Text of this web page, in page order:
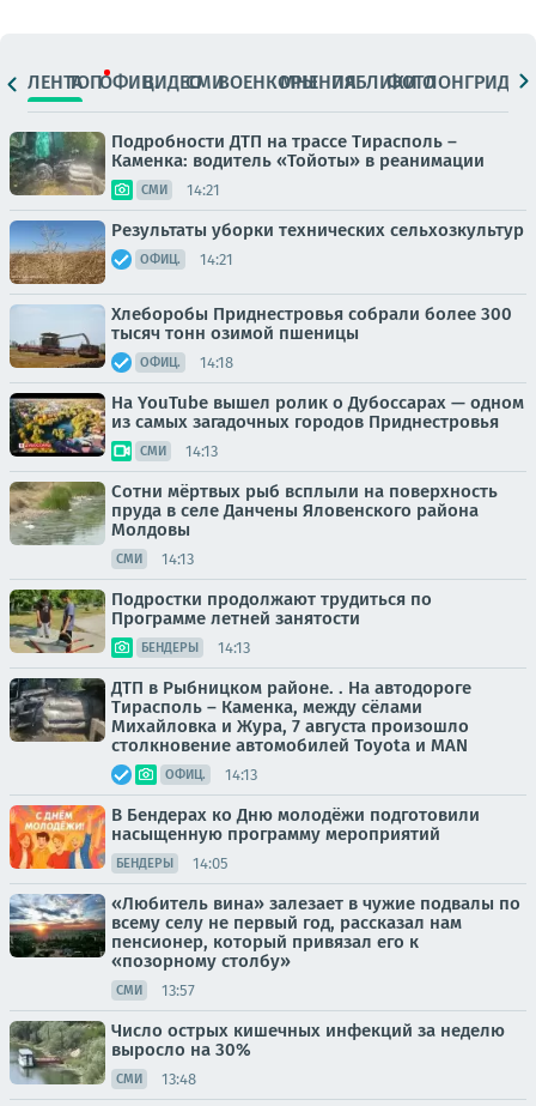
ЛЕНТАТОПОФИЦ.ВИДЕОСМИВОЕНКОРЫМНЕНИЯПАБЛИКИ
ФОТОЛОНГРИДЫ
Подробности ДТП на трассе Тирасполь –
Каменка: водитель «Тойоты» в реанимации
СМИ 14:21
Результаты уборки технических сельхозкультур
ОФИЦ. 14:21
Хлеборобы Приднестровья собрали более 300
тысяч тонн озимой пшеницы
ОФИЦ. 14:18
На YouTube вышел ролик о Дубоссарах — одном
из самых загадочных городов Приднестровья
СМИ 14:13
Сотни мёртвых рыб всплыли на поверхность
пруда в селе Данчены Яловенского района
Молдовы
СМИ 14:13
Подростки продолжают трудиться по
Программе летней занятости
БЕНДЕРЫ 14:13
ДТП в Рыбницком районе. . На автодороге
Тирасполь – Каменка, между сёлами
Михайловка и Жура, 7 августа произошло
столкновение автомобилей Toyota и MAN
ОФИЦ. 14:13
В Бендерах ко Дню молодёжи подготовили
насыщенную программу мероприятий
БЕНДЕРЫ 14:05
«Любитель вина» залезает в чужие подвалы по
всему селу не первый год, рассказал нам
пенсионер, который привязал его к
«позорному столбу»
СМИ 13:57
Число острых кишечных инфекций за неделю
выросло на 30%
СМИ 13:48